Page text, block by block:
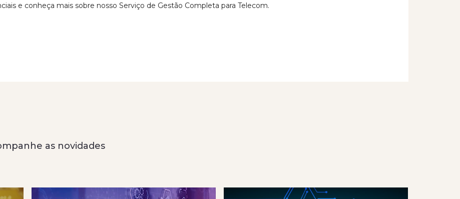
e conheça mais sobre nosso Serviço de Gestão Completa para Telecom.
as novidades